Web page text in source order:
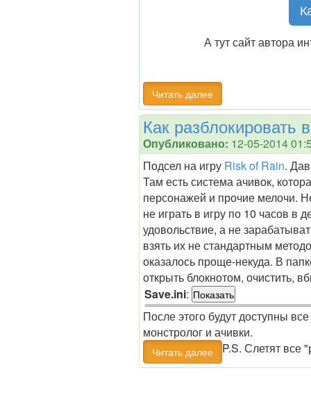
А тут сайт автора
Читать далее
Как разблокировать
Опубликовано: 12-05-2014
Подсел на игру Risk of Rain.
Там есть система ачивок,
персонажей и прочие мелочи.
не играть в игру по 10 часов в
удовольствие, а не
взять их не стандартным
оказалось проще-некуда. В
открыть блокнотом, очистить,
Save.ini:
После этого будут доступны
монстролог и ачивки.
P.S. Слетят все
Читать далее